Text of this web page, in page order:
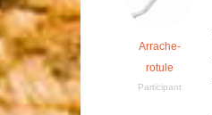
Arrache-
rotule
Participant